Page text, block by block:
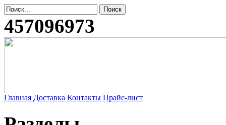
457096973
Главная Доставка Контакты Прайс-лист